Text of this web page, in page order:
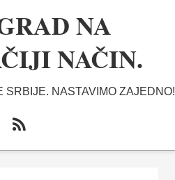
NA
NAČIN.
SRBIJE. NASTAVIMO ZAJEDNO!